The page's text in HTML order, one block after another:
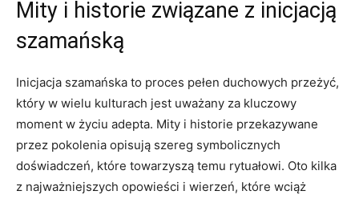
Mity i historie związane z inicjacją
szamańską
Inicjacja szamańska to proces pełen duchowych przeżyć,
który w wielu kulturach jest uważany za kluczowy
moment w życiu adepta. Mity i historie przekazywane
przez pokolenia opisują szereg symbolicznych
doświadczeń, które towarzyszą temu rytuałowi. Oto kilka
z najważniejszych opowieści i wierzeń, które wciąż